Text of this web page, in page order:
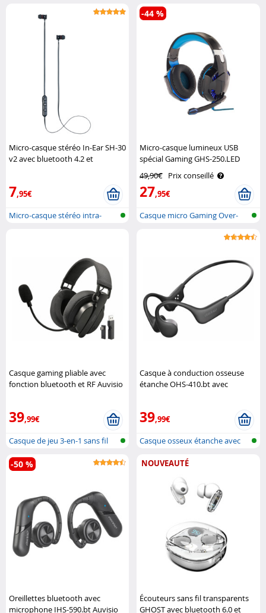
étanche..
Micro-casque stéréo In-Ear SH-30
v2 avec bluetooth 4.2 et
7,95€
Micro-casque stéréo intra-
Micro-casque lumineux USB
spécial Gaming GHS-250.LED
49,90€ Prix conseillé
27,95€
-44 %
Casque micro Gaming Over-
Casque gaming pliable avec
fonction bluetooth et RF Auvisio
39,99€
Casque de jeu 3-en-1 sans fil
avec ..
Casque à conduction osseuse
étanche OHS-410.bt avec
39,99€
Casque osseux étanche avec
Oreillettes bluetooth avec
microphone IHS-590.bt Auvisio
-50 % NOUVEAUTÉ
Écouteurs sans fil transparents
GHOST avec bluetooth 6.0 et